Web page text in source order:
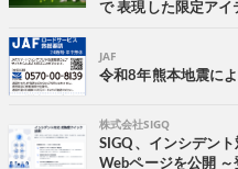
で 表現した限定アイ
JAF
令和8年熊本地震に
株式会社SIGQ
SIGQ、インシデン
Webページを公開